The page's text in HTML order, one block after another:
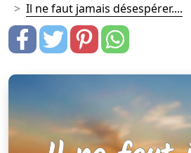
Il ne faut jamais désespérer....